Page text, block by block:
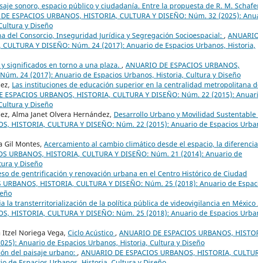
sonoro, espacio público y ciudadanía. Entre la propuesta de R. M.
ESPACIOS URBANOS, HISTORIA, CULTURA Y DISEÑO: Núm. 32 (2025):
y Diseño
del Consorcio, Inseguridad Jurídica y Segregación Socioespacial: ,
CULTURA Y DISEÑO: Núm. 24 (2017): Anuario de Espacios Urbanos, Historia,
significados en torno a una plaza. , ANUARIO DE ESPACIOS URBANOS,
Núm. 24 (2017): Anuario de Espacios Urbanos, Historia, Cultura y Diseño
Las instituciones de educación superior en la centralidad metropolitana
ESPACIOS URBANOS, HISTORIA, CULTURA Y DISEÑO: Núm. 22 (2015):
y Diseño
Alma Janet Olvera Hernández, Desarrollo Urbano y Movilidad Sustentable
HISTORIA, CULTURA Y DISEÑO: Núm. 22 (2015): Anuario de Espacios
Gil Montes, Acercamiento al cambio climático desde el espacio, la
URBANOS, HISTORIA, CULTURA Y DISEÑO: Núm. 21 (2014): Anuario de
y Diseño
de gentrificación y renovación urbana en el Centro Histórico de Ciudad
URBANOS, HISTORIA, CULTURA Y DISEÑO: Núm. 25 (2018): Anuario de
la transterritorialización de la política pública de videovigilancia en México
HISTORIA, CULTURA Y DISEÑO: Núm. 25 (2018): Anuario de Espacios
Noriega Vega, Ciclo Acústico , ANUARIO DE ESPACIOS URBANOS,
Anuario de Espacios Urbanos, Historia, Cultura y Diseño
del paisaje urbano: , ANUARIO DE ESPACIOS URBANOS, HISTORIA,